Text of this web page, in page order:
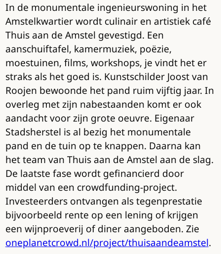
In de monumentale ingenieurswoning in het
Amstelkwartier wordt culinair en artistiek café
Thuis aan de Amstel gevestigd. Een
aanschuiftafel, kamermuziek, poëzie,
moestuinen, films, workshops, je vindt het er
straks als het goed is. Kunstschilder Joost van
Roojen bewoonde het pand ruim vijftig jaar. In
overleg met zijn nabestaanden komt er ook
aandacht voor zijn grote oeuvre. Eigenaar
Stadsherstel is al bezig het monumentale
pand en de tuin op te knappen. Daarna kan
het team van Thuis aan de Amstel aan de slag.
De laatste fase wordt gefinancierd door
middel van een crowdfunding-project.
Investeerders ontvangen als tegenprestatie
bijvoorbeeld rente op een lening of krijgen
een wijnproeverij of diner aangeboden. Zie
oneplanetcrowd.nl/project/thuisaandeamstel.